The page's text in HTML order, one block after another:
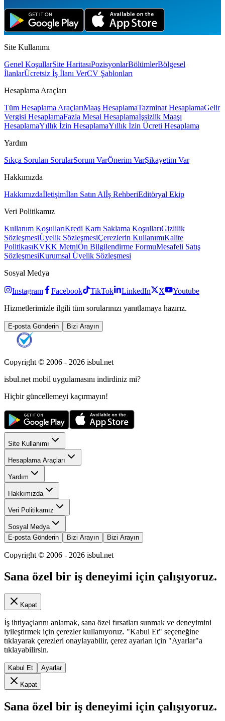
Site Kullanımı
Genel KoşullarSite HaritasıPozisyonlarBölümlerBölgesel
İlanlarÜcretsiz İş İlanı VerCV Şablonları
Hesaplama Araçları
Tüm Hesaplama AraçlarıMaaş HesaplamaTazminat HesaplamaGelir
Vergisi HesaplamaFazla Mesai Hesaplamaİşsizlik Maaşı
HesaplamaYıllık İzin HesaplamaYıllık İzin Ücreti Hesaplama
Yardım
Sıkça Sorulan SorularSorum VarÖnerim VarŞikayetim Var
Hakkımızda
Hakkımızdaİletişimİlan Satın Alİş RehberiEditöryal Ekip
Veri Politikamız
Kullanım KoşullarıKredi Kartı Saklama KoşullarıGizlilik
SözleşmesiÜyelik SözleşmesiÇerezlerin KullanımıKalite
PolitikasıKVKK MetniÖn Bilgilendirme FormuMesafeli Satış
SözleşmesiKurumsal Üyelik Sözleşmesi
Sosyal Medya
Instagram Facebook TikTok LinkedIn X
Youtube
Hizmetlerimizle ilgili tüm sorularınızı yanıtlamaya hazırız.
E-posta Gönderin Bizi Arayın
Copyright © 2006 - 2026 isbul.net
isbul.net mobil uygulamasını indirdiniz mi?
Hiçbir güncellemeyi kaçırmayın!
Site Kullanımı
Hesaplama Araçları
Yardım
Hakkımızda
Veri Politikamız
Sosyal Medya
E-posta Gönderin
Bizi Arayın Bizi Arayın
Copyright © 2006 - 2026 isbul.net
Sana özel bir iş deneyimi için çalışıyoruz.
Kapat
İş ihtiyaçlarını anlamak, sana özel fırsatları sunmak ve deneyimini
iyileştirmek için çerezler kullanıyoruz. "Kabul Et" seçeneğine
tıklayarak çerezleri onaylayabilir, çerez ayarları için "Ayarlar"a
tıklayabilirsin.
Kabul Et Ayarlar
Kapat
Sana özel bir iş deneyimi için çalışıyoruz.